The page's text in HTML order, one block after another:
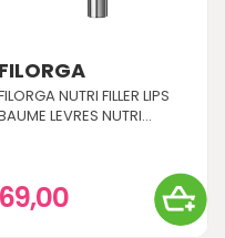
FILORGA
NUTRI FILLER LIPS
LEVRES NUTRI...
69,00